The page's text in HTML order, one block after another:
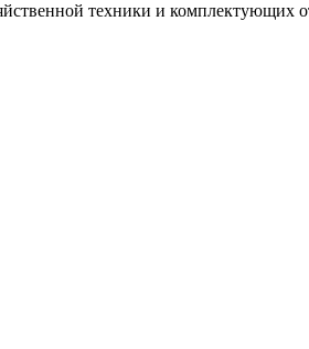
техники и комплектующих